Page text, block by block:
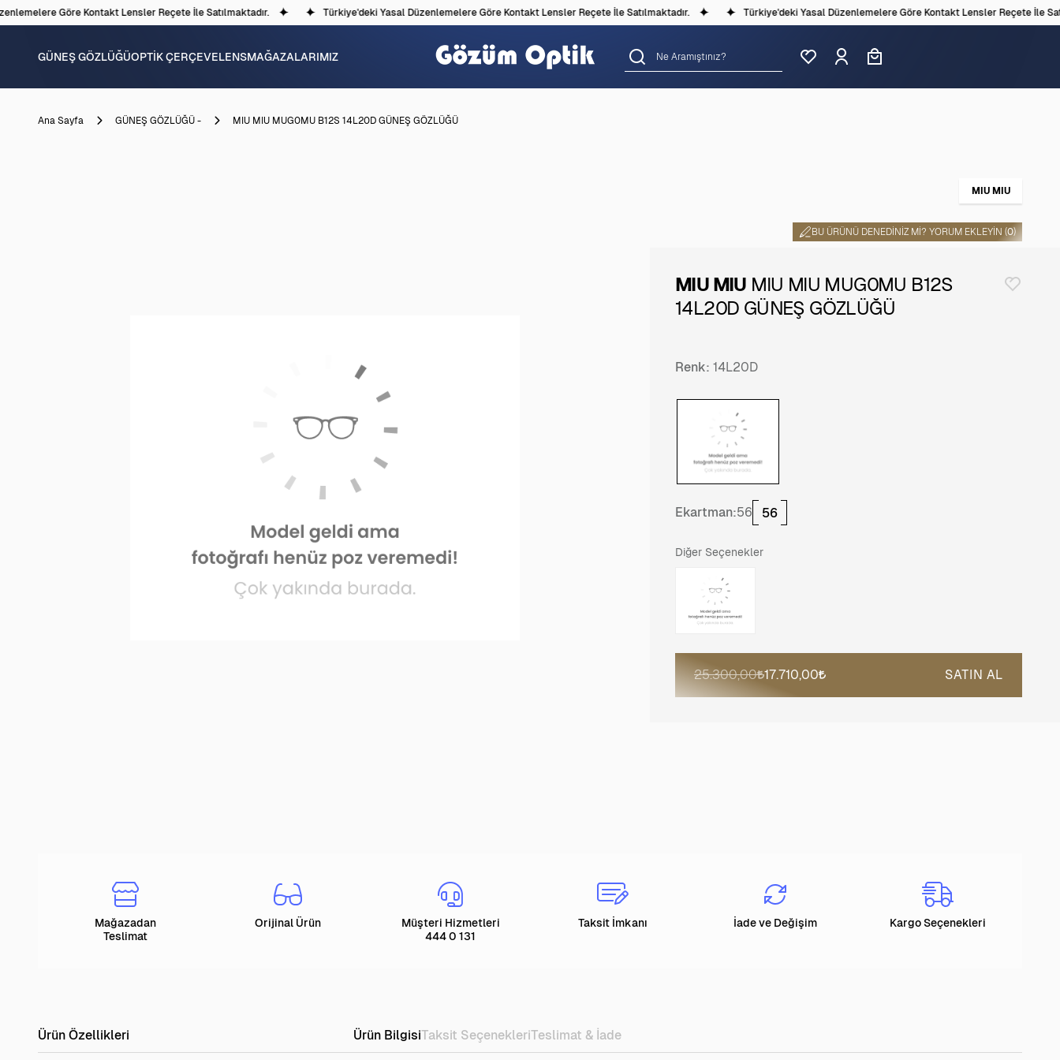
Göre Kontakt Lensler Reçete İle Satılmaktadır. Türkiye'deki Yasal Düzenlemelere Göre Kontakt Lensler Reçete İle Satılmaktadır. Türkiye'deki Yasal Düzenlemelere Göre Kontakt Lensler Reçete İle
GÜNEŞ GÖZLÜĞÜOPTİK ÇERÇEVELENSMAĞAZALARIMIZ
Ana Sayfa GÜNEŞ GÖZLÜĞÜ - MIU MIU MUG0MU B12S 14L20D GÜNEŞ GÖZLÜĞÜ
BU ÜRÜNÜ DENEDINIZ MI? YORUM EKLEYIN (0)
MIU MIU
MIU MIU MIU MIU MUG0MU B12S
14L20D GÜNEŞ GÖZLÜĞÜ
Renk: 14L20D
Ekartman:56 56
Diğer Seçenekler
25.300,00 17.710,00 SATIN AL
Mağazadan
Teslimat
Orijinal Ürün
Müşteri Hizmetleri
444 0 131
Taksit İmkanı İade ve Değişim Kargo Seçenekleri
Ürün BilgisiTaksit SeçenekleriTeslimat & İade